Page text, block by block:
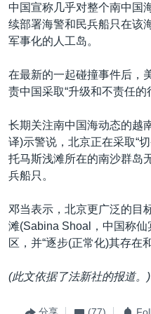
中国宣称几乎对整个南中国
续部署海警和民兵船只在该
军事化的人工岛。
在最新的一起碰撞事件后，
责中国采取“升级和不责任的
长期关注南中国海动态的越
译)示警说，北京正在采取“
托马斯浅滩所在的南沙群岛
兵船只。
邓当表示，北京更广泛的目
滩(Sabina Shoal，中国称
区，并“逐步(正常化)其存在和
(此文依据了法新社的报道。)